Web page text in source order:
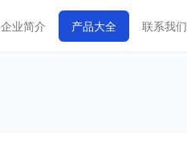
企业简介 产品大全 联系我们